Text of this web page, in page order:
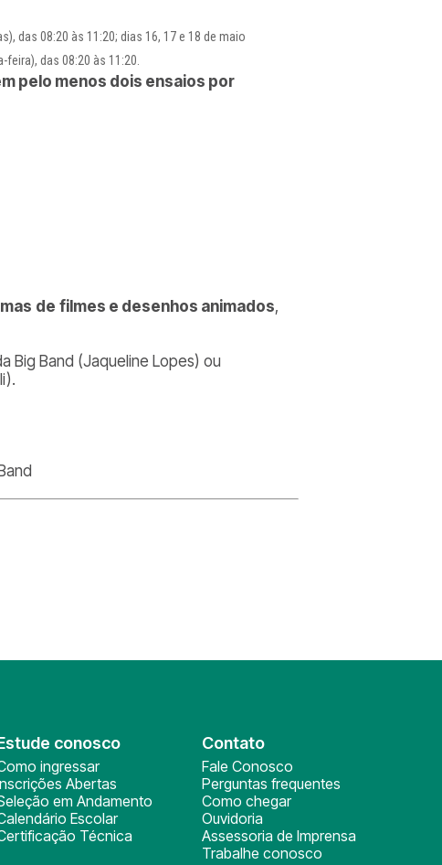
das 08:20 às 11:20; dias 16, 17 e 18 de maio
feira), das 08:20 às 11:20.
pelo menos dois ensaios por
de filmes e desenhos animados,
Big Band (Jaqueline Lopes) ou
conosco
ingressar
Abertas
em Andamento
Escolar
Técnica
Contato
Fale Conosco
Perguntas frequentes
Como chegar
Ouvidoria
Assessoria de Imprensa
Trabalhe conosco